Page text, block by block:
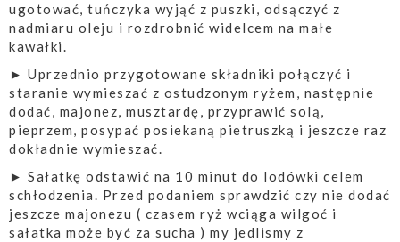
ugotować, tuńczyka wyjąć z puszki, odsączyć z
nadmiaru oleju i rozdrobnić widelcem na małe
kawałki.
► Uprzednio przygotowane składniki połączyć i
staranie wymieszać z ostudzonym ryżem, następnie
dodać, majonez, musztardę, przyprawić solą,
pieprzem, posypać posiekaną pietruszką i jeszcze raz
dokładnie wymieszać.
► Sałatkę odstawić na 10 minut do lodówki celem
schłodzenia. Przed podaniem sprawdzić czy nie dodać
jeszcze majonezu ( czasem ryż wciąga wilgoć i
sałatka może być za sucha ) my jedlismy z